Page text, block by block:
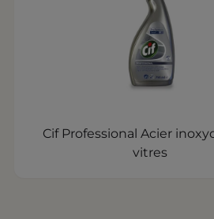
Cif Professional Acier
vitres